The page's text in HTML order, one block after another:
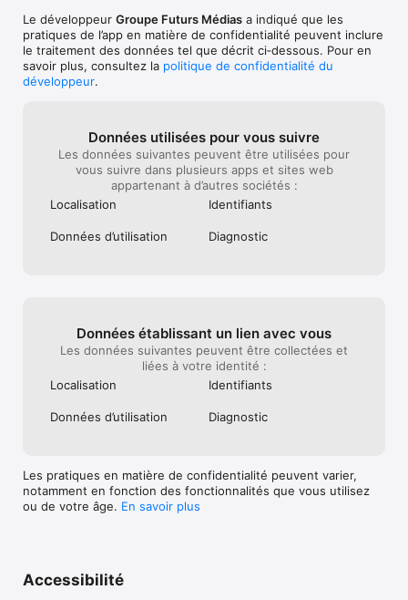
Le développeur Groupe Futurs Médias a indiqué que les
pratiques de l’app en matière de confidentialité peuvent inclure
le traitement des données tel que décrit ci‑dessous. Pour en
savoir plus, consultez la politique de confidentialité du
développeur.
Données utilisées pour vous suivre
Les données suivantes peuvent être utilisées pour
vous suivre dans plusieurs apps et sites web
appartenant à d’autres sociétés :
Localisation
Identifiants
Données d’utilisation Diagnostic
Données établissant un lien avec vous
Les données suivantes peuvent être collectées et
liées à votre identité :
Localisation
Identifiants
Données d’utilisation Diagnostic
Les pratiques en matière de confidentialité peuvent varier,
notamment en fonction des fonctionnalités que vous utilisez
ou de votre âge. En savoir plus
Accessibilité